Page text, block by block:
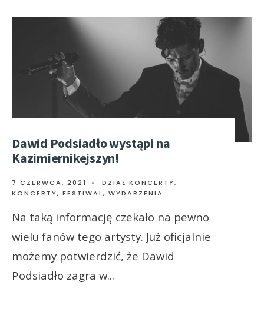
Dawid Podsiadło wystąpi na
Kazimiernikejszyn!
7 CZERWCA, 2021 • DZIAŁ KONCERTY,
KONCERTY, FESTIWAL, WYDARZENIA
Na taką informację czekało na pewno
wielu fanów tego artysty. Już oficjalnie
możemy potwierdzić, że Dawid
Podsiadło zagra w...